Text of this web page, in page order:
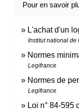
Pour en savoir
L'achat d'un
Institut national de
Normes
Legifrance
Normes de
Legifrance
Loi n° 84-595